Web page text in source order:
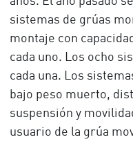
sistemas de grúas
montaje con
cada uno. Los ocho
cada una. Los
bajo peso muerto,
suspensión y
usuario de la grúa